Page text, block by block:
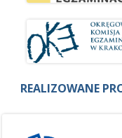
REALIZOWANE